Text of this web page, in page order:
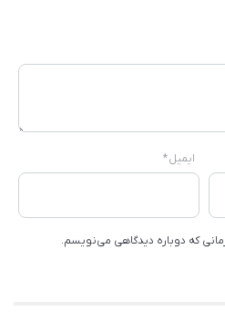
ایمیل*
که دوباره دیدگاهی می‌نویسم.